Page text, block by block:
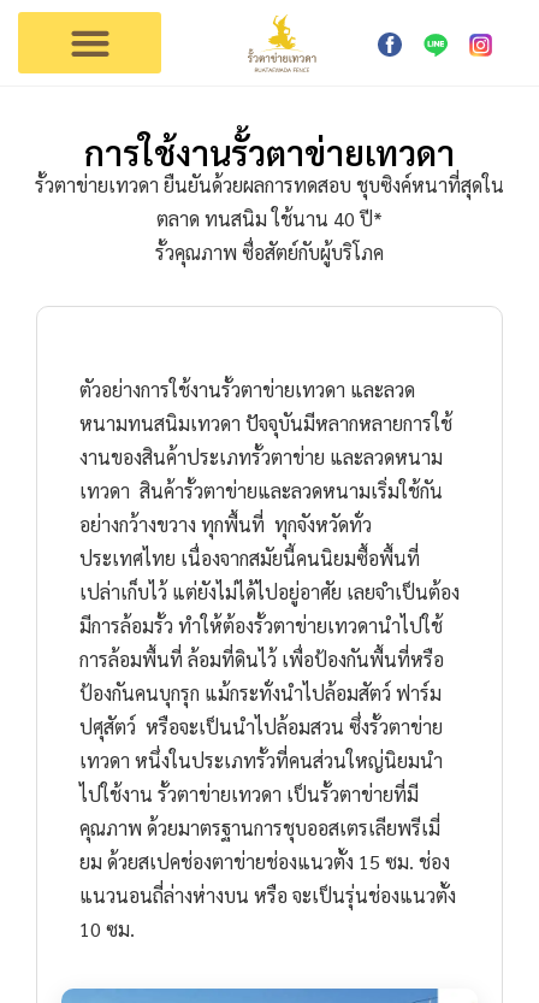
การใช้งานรั้วตาข่ายเทวดา
รั้วตาข่ายเทวดา ยืนยันด้วยผลการทดสอบ ชุบซิงค์หนาที่สุดใน
ตลาด ทนสนิม ใช้นาน 40 ปี*
รั้วคุณภาพ ซื่อสัตย์กับผู้บริโภค
ตัวอย่างการใช้งานรั้วตาข่ายเทวดา และลวด
หนามทนสนิมเทวดา ปัจจุบันมีหลากหลายการใช้
งานของสินค้าประเภทรั้วตาข่าย และลวดหนาม
เทวดา สินค้ารั้วตาข่ายและลวดหนามเริ่มใช้กัน
อย่างกว้างขวาง ทุกพื้นที่ ทุกจังหวัดทั่ว
ประเทศไทย เนื่องจากสมัยนี้คนนิยมซื้อพื้นที่
เปล่าเก็บไว้ แต่ยังไม่ได้ไปอยู่อาศัย เลยจำเป็นต้อง
มีการล้อมรั้ว ทำให้ต้องรั้วตาข่ายเทวดานำไปใช้
การล้อมพื้นที่ ล้อมที่ดินไว้ เพื่อป้องกันพื้นที่หรือ
ป้องกันคนบุกรุก แม้กระทั่งนำไปล้อมสัตว์ ฟาร์ม
ปศุสัตว์ หรือจะเป็นนำไปล้อมสวน ซึ่งรั้วตาข่าย
เทวดา หนึ่งในประเภทรั้วที่คนส่วนใหญ่นิยมนำ
ไปใช้งาน รั้วตาข่ายเทวดา เป็นรั้วตาข่ายที่มี
คุณภาพ ด้วยมาตรฐานการชุบออสเตรเลียพรีเมี่
ยม ด้วยสเปคช่องตาข่ายช่องแนวตั้ง 15 ซม. ช่อง
แนวนอนถี่ล่างห่างบน หรือ จะเป็นรุ่นช่องแนวตั้ง
10 ซม.